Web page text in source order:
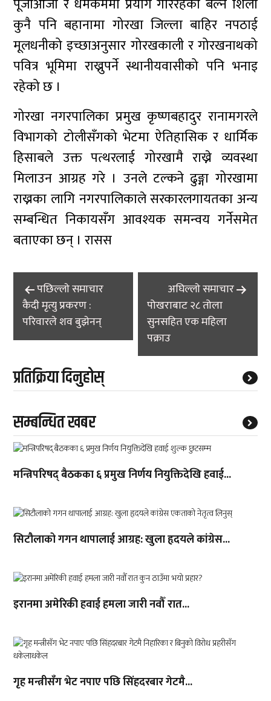
पूजाआजा र धर्मकर्ममा प्रयोग गरिरहेको बल्ने शिला
कुनै पनि बहानामा गोरखा जिल्ला बाहिर नपठाई
मूलधनीको इच्छाअनुसार गोरखकाली र गोरखनाथको
पवित्र भूमिमा राख्नुपर्ने स्थानीयवासीको पनि भनाइ
रहेको छ ।
गोरखा नगरपालिका प्रमुख कृष्णबहादुर रानामगरले
विभागको टोलीसँगको भेटमा ऐतिहासिक र धार्मिक
हिसाबले उक्त पत्थरलाई गोरखामै राख्ने व्यवस्था
मिलाउन आग्रह गरे । उनले टल्कने ढुङ्गा गोरखामा
राख्नका लागि नगरपालिकाले सरकारलगायतका अन्य
सम्बन्धित निकायसँग आवश्यक समन्वय गर्नेसमेत
बताएका छन् । रासस
Post
navigation
पछिल्लाे समाचार
कैदी मृत्यु प्रकरण :
परिवारले शव बुझेनन्
अघिल्लाे समाचार
पोखराबाट २८ तोला
सुनसहित एक महिला
पक्राउ
प्रतिक्रिया दिनुहोस्
सम्बन्धित खबर
मन्त्रिपरिषद् बैठकका ६ प्रमुख निर्णय नियुक्तिदेखि हवाई...
सिटौलाको गगन थापालाई आग्रह: खुला हृदयले कांग्रेस...
इरानमा अमेरिकी हवाई हमला जारी नवौँ रात...
गृह मन्त्रीसँग भेट नपाए पछि सिंहदरबार गेटमै...